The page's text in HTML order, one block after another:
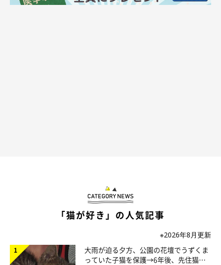
「夜の12時くらいに、ベランダのほうから子猫の鳴き声が聞こえ
てきたんです。最初は『お隣さんが猫を飼い始めたのかな？』と
思っていたのですが、同じ時間に3日連続で子猫の鳴き声が聞こ
えてきて。耳を澄ますと、マンションの近くから聞こえたので、
もしかしたら道路などにいるのかなと思い、近所を探してみるこ
とにしました」
「猫が好き」の人気記事
※2026年8月更新
大雨が迫る夕方、公園の花壇でうずくま
っていた子猫を保護→6年後、先住猫